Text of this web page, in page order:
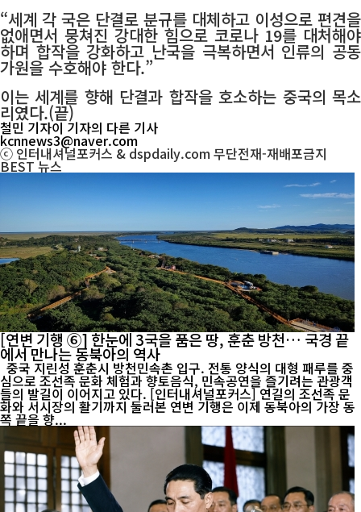
“세계 각 국은 단결로 분규를 대체하고 이성으로 편견을
없애면서 뭉쳐진 강대한 힘으로 코로나 19를 대처해야
하며 합작을 강화하고 난국을 극복하면서 인류의 공동
가원을 수호해야 한다.”
이는 세계를 향해 단결과 합작을 호소하는 중국의 목소
리였다.(끝)
철민 기자이 기자의 다른 기사
kcnnews3@naver.com
ⓒ 인터내셔널포커스 & dspdaily.com 무단전재-재배포금지
BEST뉴스
[연변 기행 ⑥] 한눈에 3국을 품은 땅, 훈춘 방천… 국경 끝
에서 만나는 동북아의 역사
심으로 조선족 문화 체험과 향토음식, 민속공연을 즐기려는 관광객
들의 발길이 이어지고 있다. [인터내셔널포커스] 연길의 조선족 문
화와 서시장의 활기까지 둘러본 연변 기행은 이제 동북아의 가장 동
쪽 끝을 향...